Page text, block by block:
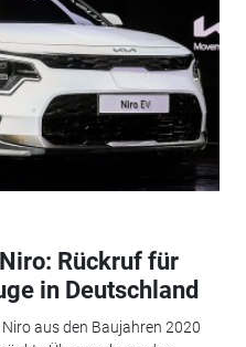
Rückruf für
in Deutschland
aus den Baujahren 2020